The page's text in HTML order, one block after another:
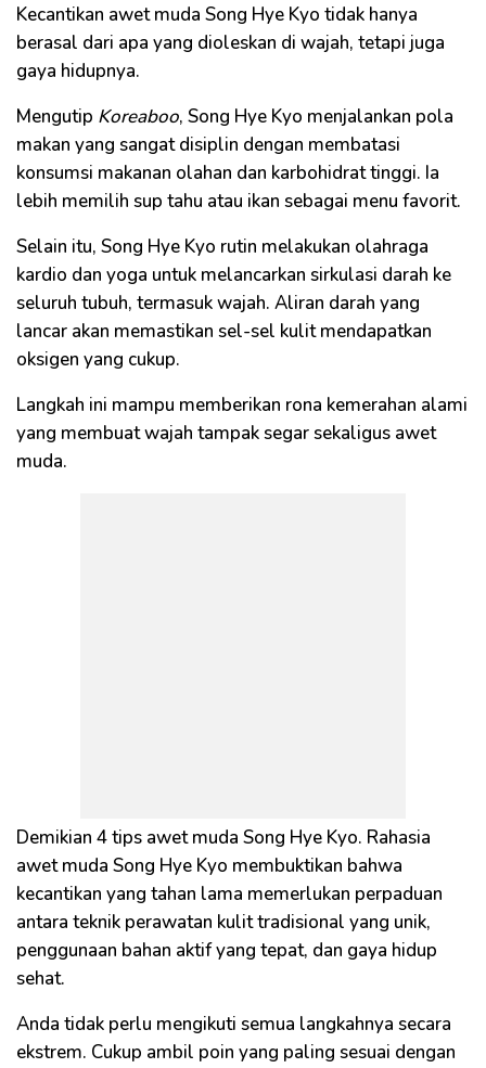
Kecantikan awet muda Song Hye Kyo tidak hanya
berasal dari apa yang dioleskan di wajah, tetapi juga
gaya hidupnya.
Mengutip Koreaboo, Song Hye Kyo menjalankan pola
makan yang sangat disiplin dengan membatasi
konsumsi makanan olahan dan karbohidrat tinggi. Ia
lebih memilih sup tahu atau ikan sebagai menu favorit.
Selain itu, Song Hye Kyo rutin melakukan olahraga
kardio dan yoga untuk melancarkan sirkulasi darah ke
seluruh tubuh, termasuk wajah. Aliran darah yang
lancar akan memastikan sel-sel kulit mendapatkan
oksigen yang cukup.
Langkah ini mampu memberikan rona kemerahan alami
yang membuat wajah tampak segar sekaligus awet
muda.
Demikian 4 tips awet muda Song Hye Kyo. Rahasia
awet muda Song Hye Kyo membuktikan bahwa
kecantikan yang tahan lama memerlukan perpaduan
antara teknik perawatan kulit tradisional yang unik,
penggunaan bahan aktif yang tepat, dan gaya hidup
sehat.
Anda tidak perlu mengikuti semua langkahnya secara
ekstrem. Cukup ambil poin yang paling sesuai dengan